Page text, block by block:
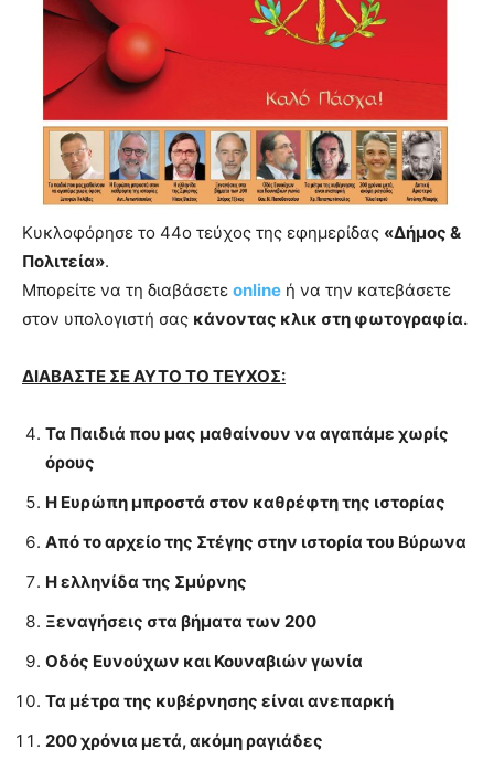
you
the
meaning
pain.
pornhun
Κυκλοφόρησε το 44ο τεύχος της εφημερίδας «Δήμος &
Πολιτεία».
Μπορείτε να τη διαβάσετε online ή να την κατεβάσετε
στον υπολογιστή σας κάνοντας κλικ στη φωτογραφία.
ΔΙΑΒΑΣΤΕ ΣΕ ΑΥΤΟ ΤΟ ΤΕΥΧΟΣ:
Τα Παιδιά που μας μαθαίνουν να αγαπάμε χωρίς
όρους
Η Ευρώπη μπροστά στον καθρέφτη της ιστορίας
Από το αρχείο της Στέγης στην ιστορία του Βύρωνα
Η ελληνίδα της Σμύρνης
Ξεναγήσεις στα βήματα των 200
Οδός Ευνούχων και Κουναβιών γωνία
Τα μέτρα της κυβέρνησης είναι ανεπαρκή
200 χρόνια μετά, ακόμη ραγιάδες